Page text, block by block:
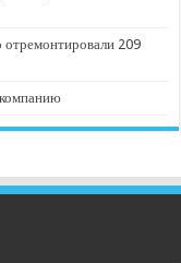
отремонтировали 209